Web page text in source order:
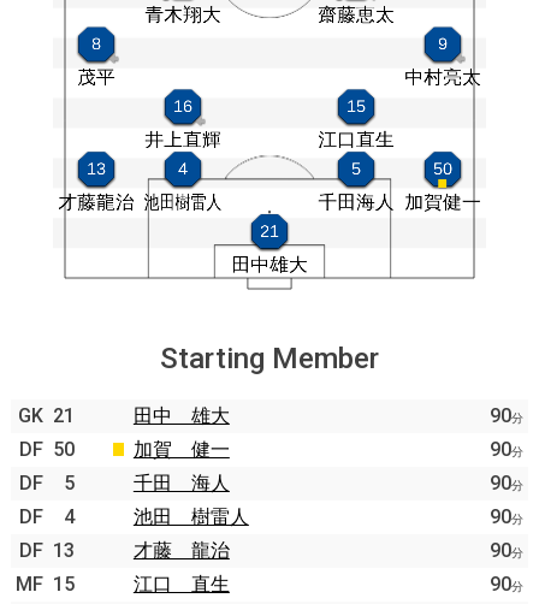
Starting Member
GK 21 田中 雄大 90分
DF 50 加賀 健一 90分
DF 5 千田 海人 90分
DF 4 池田 樹雷人 90分
DF 13 才藤 龍治 90分
MF 15 江口 直生 90分